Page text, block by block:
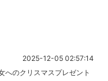
2025-12-05 02:57:14
へのクリスマスプレゼント